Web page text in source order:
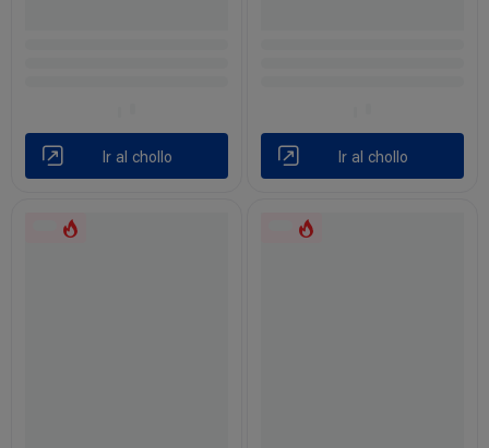
Ir al chollo Ir al chollo